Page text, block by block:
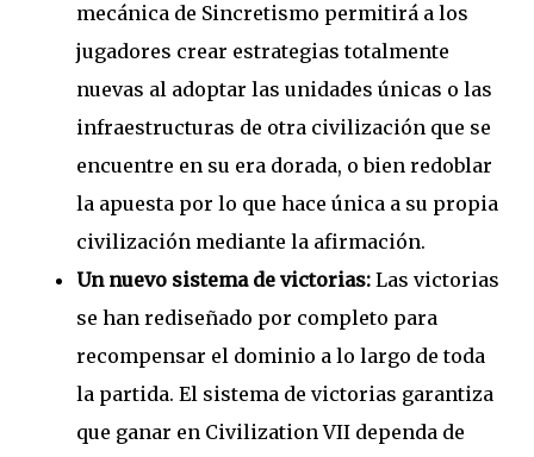
mecánica de Sincretismo permitirá a los
jugadores crear estrategias totalmente
nuevas al adoptar las unidades únicas o las
infraestructuras de otra civilización que se
encuentre en su era dorada, o bien redoblar
la apuesta por lo que hace única a su propia
civilización mediante la afirmación.
Un nuevo sistema de victorias: Las victorias
se han rediseñado por completo para
recompensar el dominio a lo largo de toda
la partida. El sistema de victorias garantiza
que ganar en Civilization VII dependa de